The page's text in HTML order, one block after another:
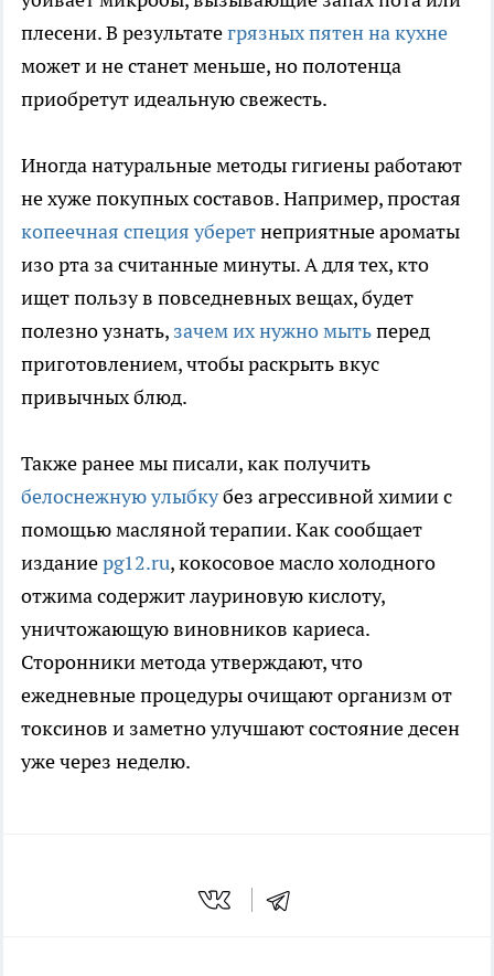
плесени. В результатегрязных пятен на кухне
может и не станет меньше, но полотенца
приобретут идеальную свежесть.
Иногда натуральные методы гигиены работают
не хуже покупных составов. Например, простая
копеечная специя уберетнеприятные ароматы
изо рта за считанные минуты. А для тех, кто
ищет пользу в повседневных вещах, будет
полезно узнать, зачем их нужно мытьперед
приготовлением, чтобы раскрыть вкус
привычных блюд.
Также ранее мы писали, как получить
белоснежную улыбкубез агрессивной химии с
помощью масляной терапии. Как сообщает
изданиеpg12.ru, кокосовое масло холодного
отжима содержит лауриновую кислоту,
уничтожающую виновников кариеса.
Сторонники метода утверждают, что
ежедневные процедуры очищают организм от
токсинов и заметно улучшают состояние десен
уже через неделю.